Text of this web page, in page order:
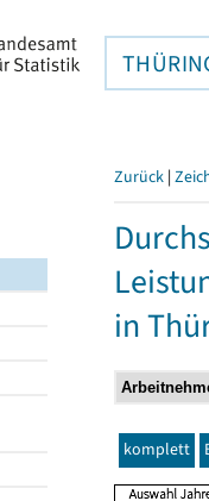
Zurück |
in
komplett